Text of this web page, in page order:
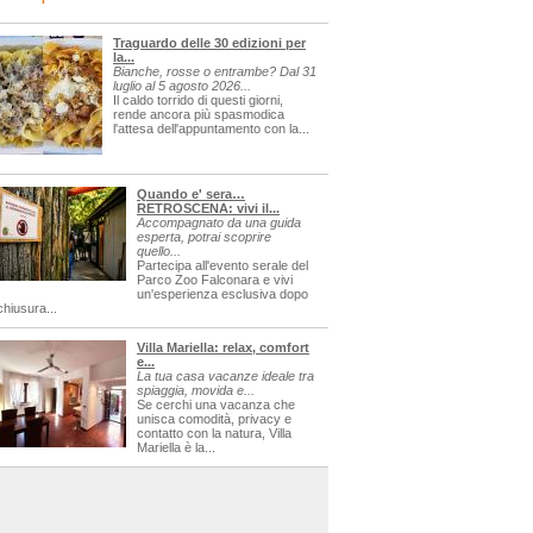
Traguardo delle 30 edizioni per
la...
Bianche, rosse o entrambe? Dal 31
luglio al 5 agosto 2026...
Il caldo torrido di questi giorni,
rende ancora più spasmodica
l'attesa dell'appuntamento con la...
Quando e' sera…
RETROSCENA: vivi il...
Accompagnato da una guida
esperta, potrai scoprire
quello...
Partecipa all'evento serale del
Parco Zoo Falconara e vivi
un'esperienza esclusiva dopo
Villa Mariella: relax, comfort
e...
La tua casa vacanze ideale tra
spiaggia, movida e...
Se cerchi una vacanza che
unisca comodità, privacy e
contatto con la natura, Villa
Mariella è la...